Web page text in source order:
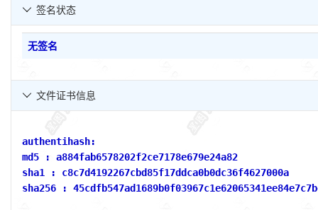
签名状态

无签名
文件证书信息

authentihash:
md5 : a884fab6578202f2ce7178e679e24a82
sha1 : c8c7d4192267cbd85f17ddca0b0dc36f4627000a
sha256 :